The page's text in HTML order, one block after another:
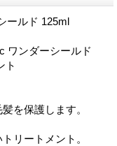
ールド 125ml
ワンダーシールド
ト
を保護します。
リートメント。